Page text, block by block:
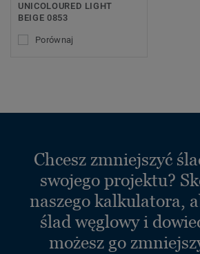
UNICOLOURED LIGHT
BEIGE 0853
Porównaj
Chcesz zmniejszyć
swojego projektu?
naszego kalkulatora,
ślad węglowy i
możesz go